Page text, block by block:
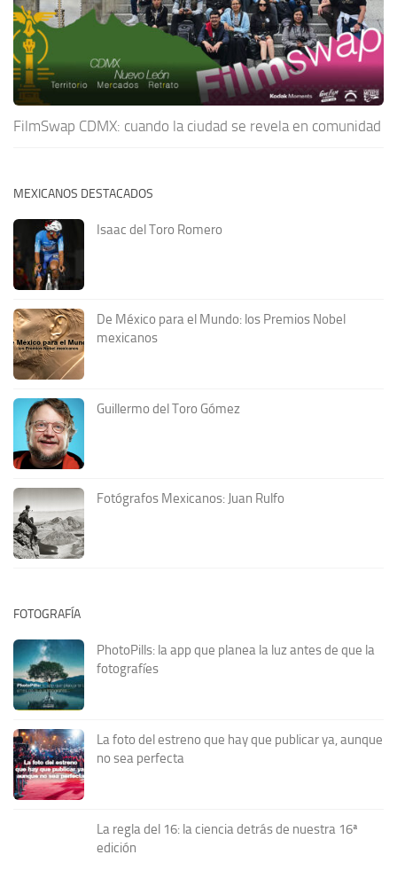
FilmSwap CDMX: cuando la ciudad se revela en comunidad
MEXICANOS DESTACADOS
Isaac del Toro Romero
De México para el Mundo: los Premios Nobel
mexicanos
Guillermo del Toro Gómez
Fotógrafos Mexicanos: Juan Rulfo
FOTOGRAFÍA
PhotoPills: la app que planea la luz antes de que la
fotografíes
La foto del estreno que hay que publicar ya, aunque
no sea perfecta
La regla del 16: la ciencia detrás de nuestra 16ª
edición